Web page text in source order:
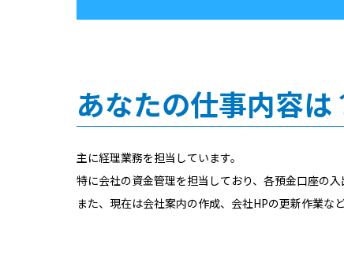
あなたの仕事内容は
主に経理業務を担当しています。
特に会社の資金管理を担当しており、各預金口座の
また、現在は会社案内の作成、会社HPの更新作業な